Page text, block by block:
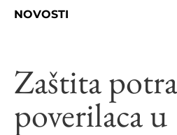
NOVOSTI
Zaštita
poverilaca u